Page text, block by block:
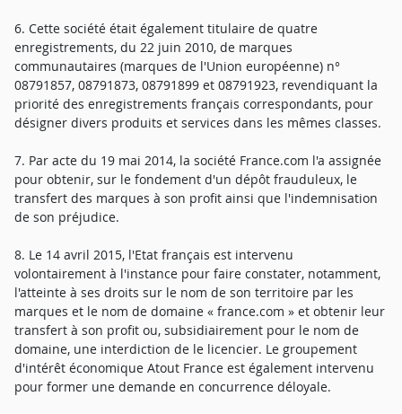
6. Cette société était également titulaire de quatre
enregistrements, du 22 juin 2010, de marques
communautaires (marques de l'Union européenne) n°
08791857, 08791873, 08791899 et 08791923, revendiquant la
priorité des enregistrements français correspondants, pour
désigner divers produits et services dans les mêmes classes.
7. Par acte du 19 mai 2014, la société France.com l'a assignée
pour obtenir, sur le fondement d'un dépôt frauduleux, le
transfert des marques à son profit ainsi que l'indemnisation
de son préjudice.
8. Le 14 avril 2015, l'Etat français est intervenu
volontairement à l'instance pour faire constater, notamment,
l'atteinte à ses droits sur le nom de son territoire par les
marques et le nom de domaine « france.com » et obtenir leur
transfert à son profit ou, subsidiairement pour le nom de
domaine, une interdiction de le licencier. Le groupement
d'intérêt économique Atout France est également intervenu
pour former une demande en concurrence déloyale.